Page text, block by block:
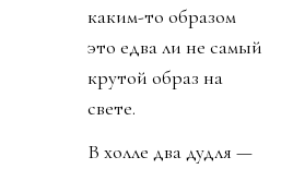
каким-то образом
это едва ли не самый
крутой образ на
свете.
В холле два дудля —